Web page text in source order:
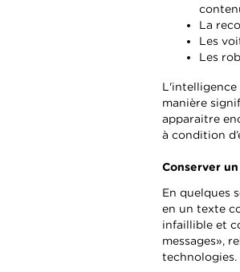
La
Les
Les
L'intelligence
manière
apparaitre
à condition
Conserver
En quelques
en un texte
infaillible et
messages»,
technologies.